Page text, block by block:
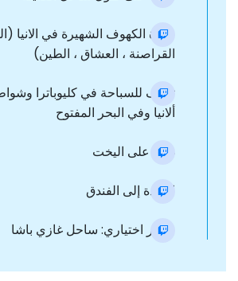
زيارة الكهوف الشهيرة في الانيا
القراصنة ، العشاق ، الطين)
توقف للسباحة في كليوباترا
ألانيا وفي البحر المفتوح
غداء على اليخت
العودة إلى الفندق
مسار اختياري: ساحل غازي باشا